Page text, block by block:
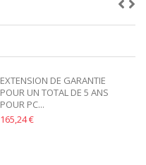
EXTENSION DE GARANTIE
POUR UN TOTAL DE 5 ANS
POUR PC...
165,24 €